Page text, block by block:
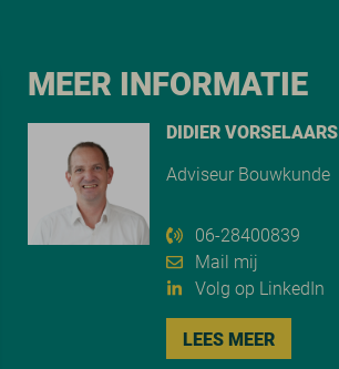
MEER INFORMATIE
DIDIER VORSELAARS
Adviseur Bouwkunde
06-28400839
Mail mij
Volg op LinkedIn
LEES MEER